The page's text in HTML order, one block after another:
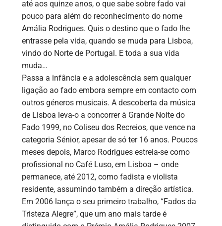
até aos quinze anos, o que sabe sobre fado vai
pouco para além do reconhecimento do nome
Amália Rodrigues. Quis o destino que o fado lhe
entrasse pela vida, quando se muda para Lisboa,
vindo do Norte de Portugal. E toda a sua vida
muda…
Passa a infância e a adolescência sem qualquer
ligação ao fado embora sempre em contacto com
outros géneros musicais. A descoberta da música
de Lisboa leva-o a concorrer à Grande Noite do
Fado 1999, no Coliseu dos Recreios, que vence na
categoria Sénior, apesar de só ter 16 anos. Poucos
meses depois, Marco Rodrigues estreia-se como
profissional no Café Luso, em Lisboa – onde
permanece, até 2012, como fadista e violista
residente, assumindo também a direção artística.
Em 2006 lança o seu primeiro trabalho, “Fados da
Tristeza Alegre”, que um ano mais tarde é